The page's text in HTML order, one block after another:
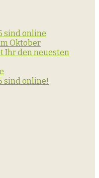
sind online
Oktober
Ihr den neuesten
sind online!